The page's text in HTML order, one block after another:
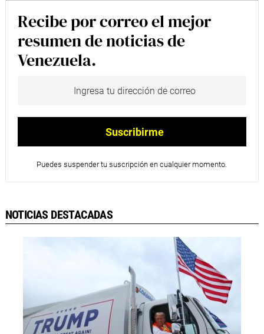
Recibe por correo el mejor
resumen de noticias de
Venezuela.
Puedes suspender tu suscripción en cualquier momento.
NOTICIAS DESTACADAS